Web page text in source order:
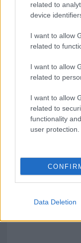
related to
device
I want to allow
related to
I want to allow
related to
I want to allow
related to
functionality
user protection.
Data Deletion
I